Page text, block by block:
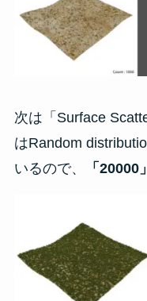
次は「Surface
はRandom
いるので、
「20000」